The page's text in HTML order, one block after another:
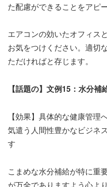
た配慮ができることをアピ
エアコンの効いたオフィス
お気をつけください。適切
ただければと存じます。
【話題の】文例15：水分補
【効果】具体的な健康管
気遣う人間性豊かなビジネ
す
こまめな水分補給が特に重
が万全でありますよう心よ